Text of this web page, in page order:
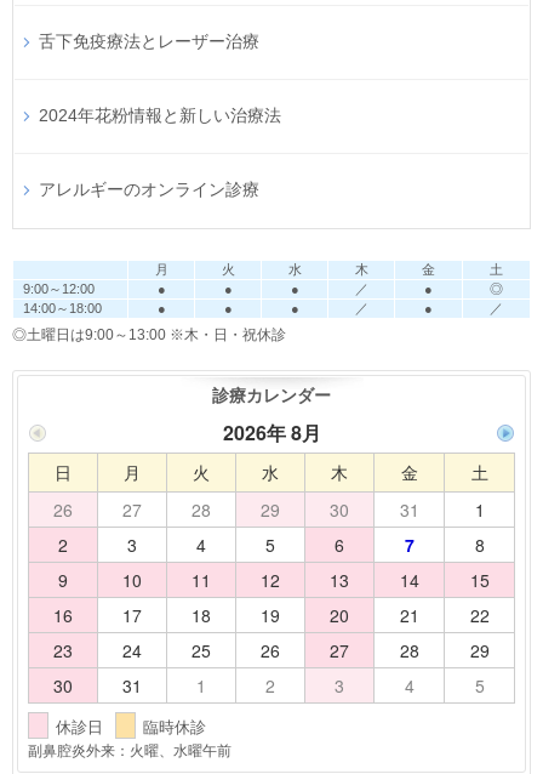
舌下免疫療法とレーザー治療
2024年花粉情報と新しい治療法
アレルギーのオンライン診療
月 火 水 木 金
土
9:00～12:00
● ● ● ／ ●
◎
14:00～18:00
● ● ● ／ ● ／
◎土曜日は9:00～13:00 ※木・日・祝休診
診療カレンダー
2026年 8月
日 月 火 水 木 金
土
26
27 28 29 30 31
1
2
3 4 5 6 7
8
9
10 11 12 13 14
15
16
17 18 19 20 21
22
23
24 25 26 27 28
29
30
31 1 2 3 4 5
休診日 臨時休診
副鼻腔炎外来：火曜、水曜午前